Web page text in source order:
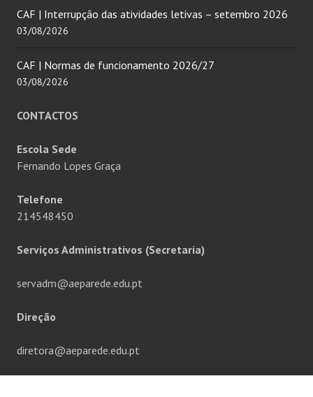
CAF | Interrupção das atividades letivas – setembro 2026
03/08/2026
CAF | Normas de funcionamento 2026/27
03/08/2026
CONTACTOS
Escola Sede
Fernando Lopes Graça
Telefone
214548450
Serviços Administrativos (Secretaria)
servadm@aeparede.edu.pt
Direção
diretora@aeparede.edu.pt